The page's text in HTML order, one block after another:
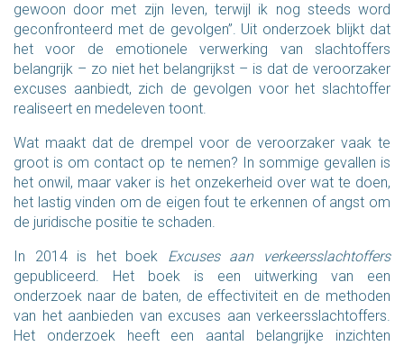
gewoon door met zijn leven, terwijl ik nog steeds word
geconfronteerd met de gevolgen”. Uit onderzoek blijkt dat
het voor de emotionele verwerking van slachtoffers
belangrijk – zo niet het belangrijkst – is dat de veroorzaker
excuses aanbiedt, zich de gevolgen voor het slachtoffer
realiseert en medeleven toont.
Wat maakt dat de drempel voor de veroorzaker vaak te
groot is om contact op te nemen? In sommige gevallen is
het onwil, maar vaker is het onzekerheid over wat te doen,
het lastig vinden om de eigen fout te erkennen of angst om
de juridische positie te schaden.
In 2014 is het boek Excuses aan verkeersslachtoffers
gepubliceerd. Het boek is een uitwerking van een
onderzoek naar de baten, de effectiviteit en de methoden
van het aanbieden van excuses aan verkeersslachtoffers.
Het onderzoek heeft een aantal belangrijke inzichten